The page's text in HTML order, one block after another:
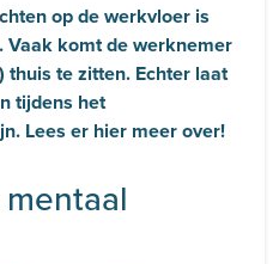
op de werkvloer is
Vaak komt de werknemer
te zitten. Echter laat
tijdens het
Lees er hier meer over!